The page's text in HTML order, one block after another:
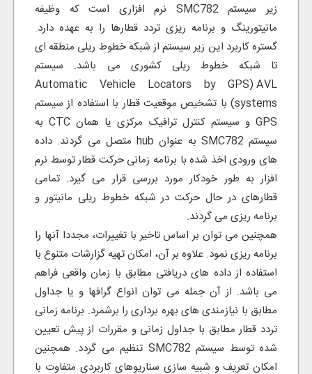
زیر سیستم SMC782 نرم افزاری است که وظیفه
مانیتورینگ و برنامه ریزی تردد قطارها را به عهده دارد.
گستره کاربرد این زیر سیستم از شبکه خطوط ریلی منطقه ای
تا شبکه خطوط ریلی کشوری می باشد. سیستم
AVL
(Automatic Vehicle Locators by GPS
systems) با تشخیص موقعیت قطار با استفاده از سیستم
GPS و سیستم کنترل ترافیک مرکزی یا همان CTC به
سیستم SMC782 به عنوان hub متصل می گردند. داده
های ورودی اخذ شده با برنامه زمانی حرکت قطار توسط نرم
افزار به طور خودکار مورد بررسی قرار می گیرد. تمامی
قطارهای در حال حرکت در شبکه خطوط ریلی مانیتور و
برنامه ریزی می گردند.
همچنین می توان بر اساس تاخیر با تغییرات، مجددا آنها را
برنامه ریزی نمود. علاوه بر آن، امکان تهیه گزارشات متنوع با
استفاده از داده های دریافتی مطابق با زمان واقعی فراهم
می باشد. از آن جمله می توان انواع گرافها و یا جداول
مطابق با نیازمندی های بهره برداری را برشمرد. برنامه زمانی
تردد قطار مطابق با جداول زمانی و مقررات از پیش تعیین
شده توسط سیستم SMC782 تنظیم می گردد. همچنین
امکان تعریف و شبیه سازی سناریوهای کاربردی متفاوت با